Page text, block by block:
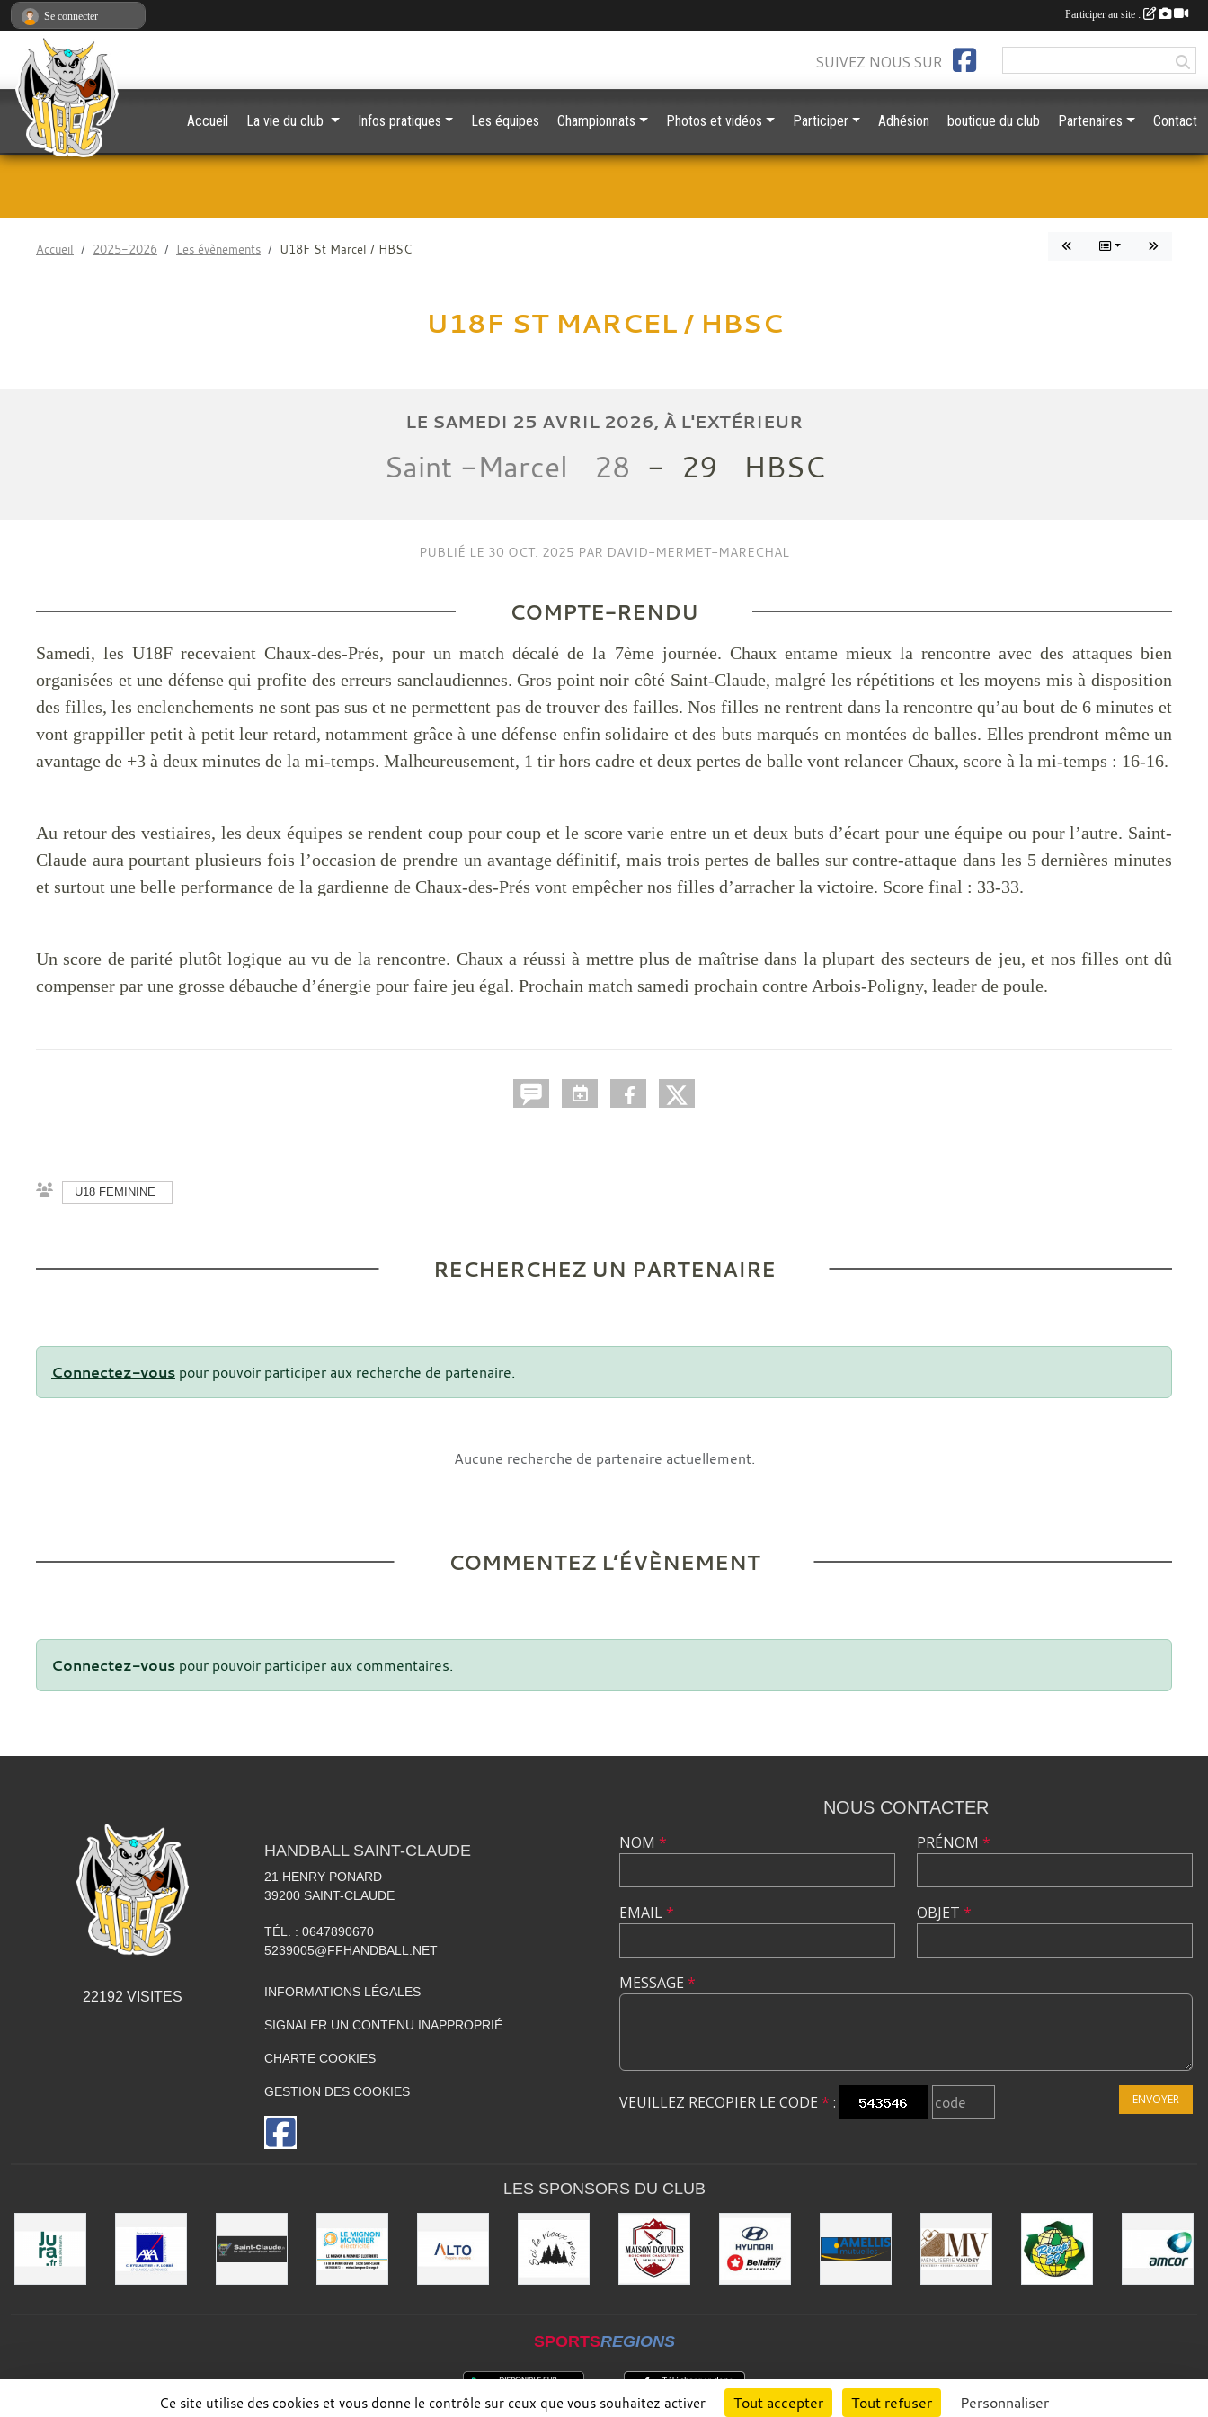
Accueil 2025-2026 Les évènements U18F St Marcel / HBSC
U18F ST MARCEL / HBSC
LE SAMEDI 25 AVRIL 2026, À L'EXTÉRIEUR
Saint -Marcel 28 - 29 HBSC
PUBLIÉ LE 30 OCT. 2025 PAR DAVID-MERMET-MARECHAL
COMPTE-RENDU
Samedi, les U18F recevaient Chaux-des-Prés, pour un match décalé de la 7ème journée. Chaux entame mieux la rencontre avec des attaques bien
organisées et une défense qui profite des erreurs sanclaudiennes. Gros point noir côté Saint-Claude, malgré les répétitions et les moyens mis à disposition
des filles, les enclenchements ne sont pas sus et ne permettent pas de trouver des failles. Nos filles ne rentrent dans la rencontre qu’au bout de 6 minutes et
vont grappiller petit à petit leur retard, notamment grâce à une défense enfin solidaire et des buts marqués en montées de balles. Elles prendront même un
avantage de +3 à deux minutes de la mi-temps. Malheureusement, 1 tir hors cadre et deux pertes de balle vont relancer Chaux, score à la mi-temps : 16-16.
Au retour des vestiaires, les deux équipes se rendent coup pour coup et le score varie entre un et deux buts d’écart pour une équipe ou pour l’autre. Saint-
Claude aura pourtant plusieurs fois l’occasion de prendre un avantage définitif, mais trois pertes de balles sur contre-attaque dans les 5 dernières minutes
et surtout une belle performance de la gardienne de Chaux-des-Prés vont empêcher nos filles d’arracher la victoire. Score final : 33-33.
Un score de parité plutôt logique au vu de la rencontre. Chaux a réussi à mettre plus de maîtrise dans la plupart des secteurs de jeu, et nos filles ont dû
compenser par une grosse débauche d’énergie pour faire jeu égal. Prochain match samedi prochain contre Arbois-Poligny, leader de poule.
U18 FEMININE
RECHERCHEZ UN PARTENAIRE
Connectez-vous pour pouvoir participer aux recherche de partenaire.
Aucune recherche de partenaire actuellement.
COMMENTEZ L’ÉVÈNEMENT
Connectez-vous pour pouvoir participer aux commentaires.
SUIVEZ NOUS SUR
Accueil La vie du club Infos pratiques Les équipes Championnats Photos et vidéos Participer Adhésion boutique du club Partenaires Contact
22192 VISITES
HANDBALL SAINT-CLAUDE
21 HENRY PONARD
39200 SAINT-CLAUDE
TÉL. : 0647890670
5239005@FFHANDBALL.NET
INFORMATIONS LÉGALES
SIGNALER UN CONTENU INAPPROPRIÉ
CHARTE COOKIES
GESTION DES COOKIES
NOUS CONTACTER
NOM *
EMAIL*
PRÉNOM *
OBJET *
MESSAGE *
VEUILLEZ RECOPIER LE CODE * : ENVOYER
LES SPONSORS DU CLUB
SPORTSREGIONS
Se connecter Participer au site :
Panneau de gestion des cookies
Ce site utilise des cookies et vous donne le contrôle sur ceux que vous souhaitez activer Tout accepter Tout refuser Personnaliser